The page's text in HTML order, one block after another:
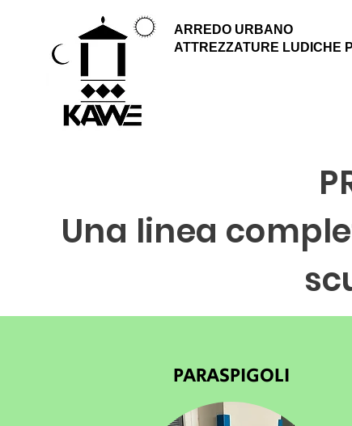
ARREDO URBANO
ATTREZZATURE LUDICHE
Una linea
PARASPIGOLI